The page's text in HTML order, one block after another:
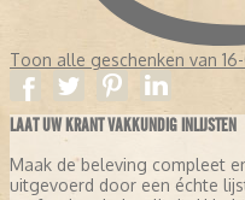
Toon alle geschenken van 16-
LAAT UW KRANT VAKKUNDIG INLIJSTEN
Maak de beleving compleet
uitgevoerd door een échte